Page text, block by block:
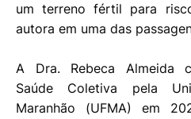
um terreno fértil para
autora em uma das
A Dra. Rebeca Almeida
Saúde Coletiva pela
Maranhão (UFMA) em